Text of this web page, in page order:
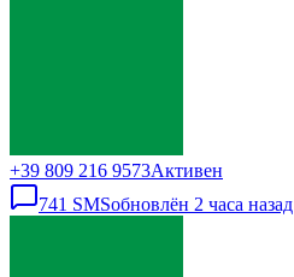
+39 809 216 9573Активен
741 SMSобновлён 2 часа назад